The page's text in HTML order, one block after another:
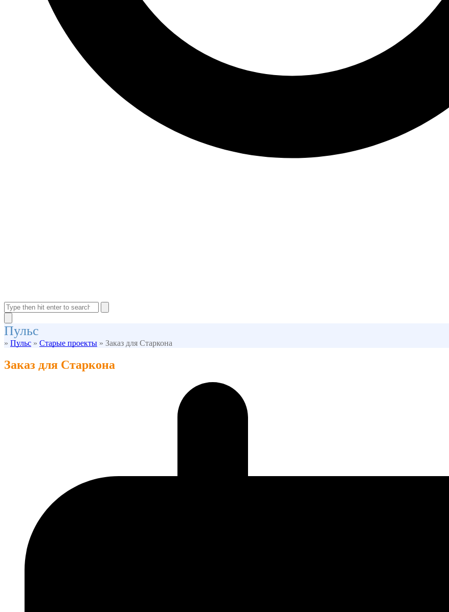
mobile
menu
mobile
menu
Search
Close
search
Пульс
» Пульс » Старые проекты » Заказ для Старкона
Заказ для Старкона